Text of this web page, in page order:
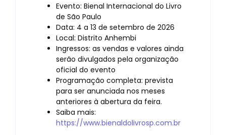
Evento: Bienal Internacional do Livro
de São Paulo
Data: 4 a 13 de setembro de 2026
Local: Distrito Anhembi
Ingressos: as vendas e valores ainda
serão divulgados pela organização
oficial do evento
Programação completa: prevista
para ser anunciada nos meses
anteriores à abertura da feira.
Saiba mais:
https://www.bienaldolivrosp.com.br